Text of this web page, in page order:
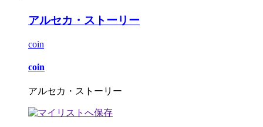
アルセカ・ストーリー
coin
coin
アルセカ・ストーリー